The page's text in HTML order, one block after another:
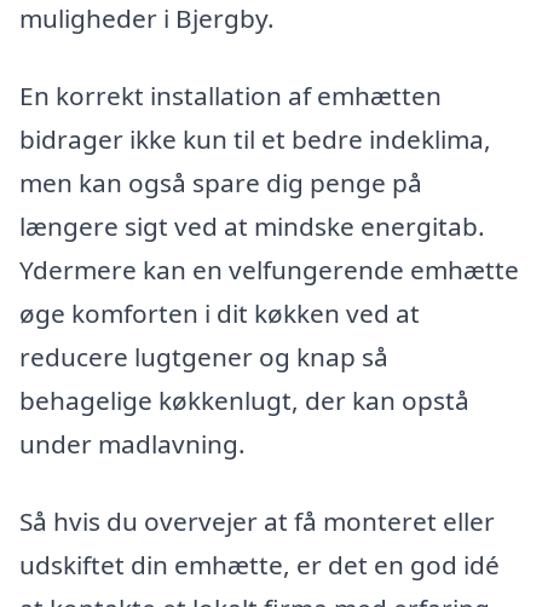
muligheder i Bjergby.
En korrekt installation af emhætten
bidrager ikke kun til et bedre indeklima,
men kan også spare dig penge på
længere sigt ved at mindske energitab.
Ydermere kan en velfungerende emhætte
øge komforten i dit køkken ved at
reducere lugtgener og knap så
behagelige køkkenlugt, der kan opstå
under madlavning.
Så hvis du overvejer at få monteret eller
udskiftet din emhætte, er det en god idé